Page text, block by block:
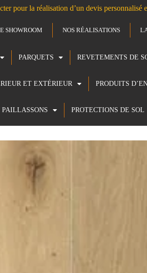
pour la réalisation d’un devis
SHOWROOM NOS RÉALISATIONS
PARQUETS REVETEMENTS DE
ET EXTÉRIEUR PRODUITS
PAILLASSONS PROTECTIONS DE SOL